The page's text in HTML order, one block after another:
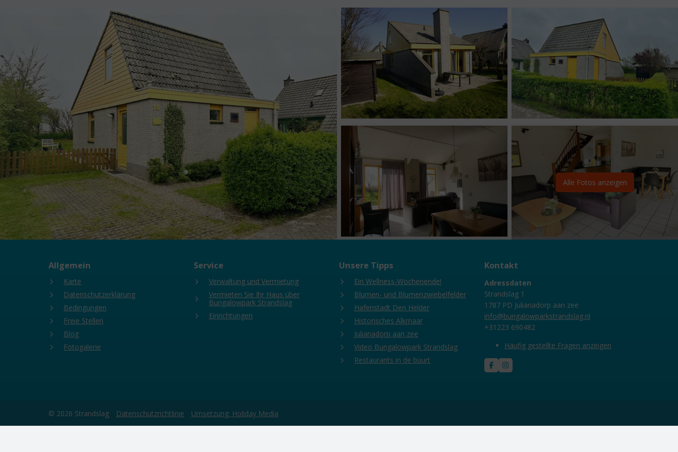
Alle Fotos anzeigen
Allgemein
Karte
Datenschutzerklärung
Bedingungen
Freie Stellen
Blog
Fotogalerie
Service
Verwaltung und Vermietung
Vermieten Sie Ihr Haus über
Bungalowpark Strandslag
Einrichtungen
Unsere Tipps
Ein Wellness-Wochenende!
Blumen- und Blumenzwiebelfelder
Hafenstadt Den Helder
Historisches Alkmaar
Julianadorp aan zee
Video Bungalowpark Strandslag
Restaurants in de buurt
Kontakt
Adressdaten
Strandslag 1
1787 PD Julianadorp aan zee
info@bungalowparkstrandslag.nl
+31223 690482
Häufig gestellte Fragen anzeigen
© 2026 Strandslag Datenschutzrichtlinie Umsetzung: Holiday Media